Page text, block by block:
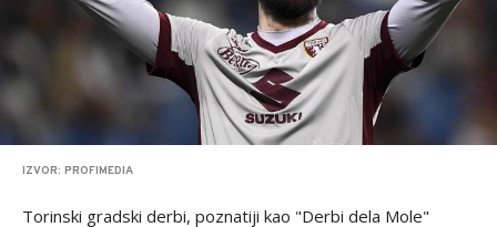
IZVOR: PROFIMEDIA
Torinski gradski derbi, poznatiji kao "Derbi dela Mole"